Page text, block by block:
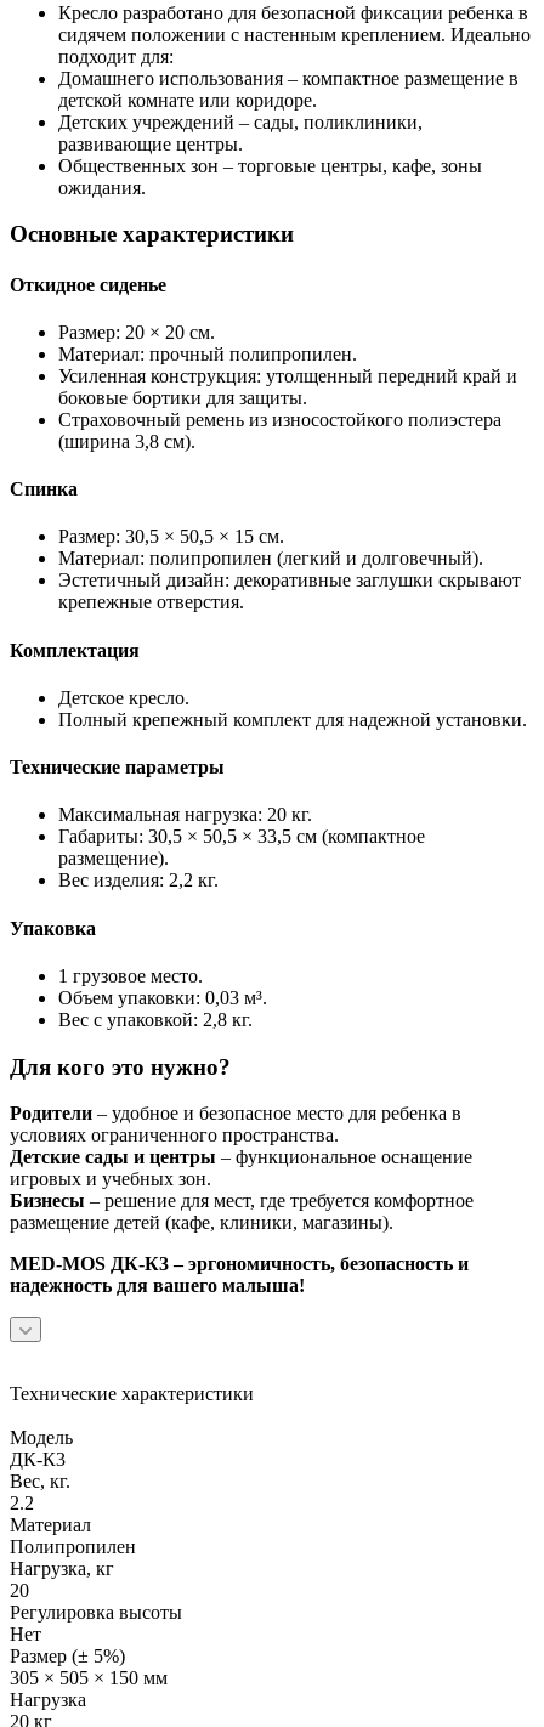
Кресло разработано для безопасной фиксации ребенка в
сидячем положении с настенным креплением. Идеально
подходит для:
Домашнего использования – компактное размещение в
детской комнате или коридоре.
Детских учреждений – сады, поликлиники,
развивающие центры.
Общественных зон – торговые центры, кафе, зоны
ожидания.
Основные характеристики
Откидное сиденье
Размер: 20 × 20 см.
Материал: прочный полипропилен.
Усиленная конструкция: утолщенный передний край и
боковые бортики для защиты.
Страховочный ремень из износостойкого полиэстера
(ширина 3,8 см).
Спинка
Размер: 30,5 × 50,5 × 15 см.
Материал: полипропилен (легкий и долговечный).
Эстетичный дизайн: декоративные заглушки скрывают
крепежные отверстия.
Комплектация
Детское кресло.
Полный крепежный комплект для надежной установки.
Технические параметры
Максимальная нагрузка: 20 кг.
Габариты: 30,5 × 50,5 × 33,5 см (компактное
размещение).
Вес изделия: 2,2 кг.
Упаковка
1 грузовое место.
Объем упаковки: 0,03 м³.
Вес с упаковкой: 2,8 кг.
Для кого это нужно?
Родители – удобное и безопасное место для ребенка в
условиях ограниченного пространства.
Детские сады и центры – функциональное оснащение
игровых и учебных зон.
Бизнесы – решение для мест, где требуется комфортное
размещение детей (кафе, клиники, магазины).
MED-MOS ДК-К3 – эргономичность, безопасность и
надежность для вашего малыша!
Технические характеристики
Модель
ДК-К3
Вес, кг.
2.2
Материал
Полипропилен
Нагрузка, кг
20
Регулировка высоты
Нет
Размер (± 5%)
305 × 505 × 150 мм
Нагрузка
20 кг